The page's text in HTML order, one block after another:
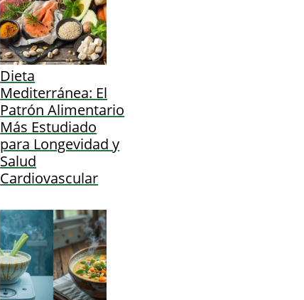
Dieta
Mediterránea: El
Patrón Alimentario
Más Estudiado
para Longevidad y
Salud
Cardiovascular